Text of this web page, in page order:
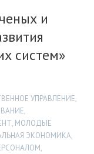
и
систем»
УПРАВЛЕНИЕ,
МОЛОДЫЕ
ЭКОНОМИКА,